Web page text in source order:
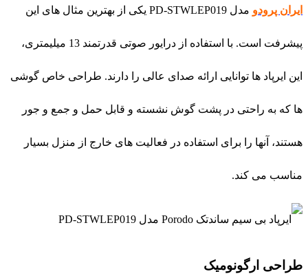
ایران پرودو مدل PD-STWLEP019 یکی از بهترین مثال های این
پیشرفت است. با استفاده از درایور صوتی قدرتمند 13 میلیمتری،
این ایرپاد ها توانایی ارائه صدای عالی را دارند. طراحی خاص گوشی
ها که به راحتی در پشت گوش نشسته و قابل حمل و جمع و جور
هستند، آنها را برای استفاده در فعالیت های خارج از منزل بسیار
مناسب می کند.
طراحی ارگونومیک